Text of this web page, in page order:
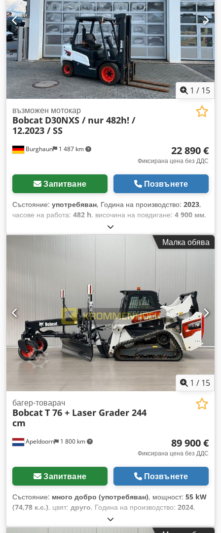
1 / 15
Burghaun 1 487 km
възможен мотокар
Bobcat D30NXS / nur 482h! /
12.2023 / SS
22 890 €
Фиксирана цена без ДДС
Запитване Позвънете
Състояние: употребяван, Година на производство: 2023,
часове на работа: 482 h, височина на повдигане: 4 900 мм,
, производител на двигатели:
Elektro, тип на предаване:автоматичен, Дизелов мотокар
Bobcat D30NXS, година на производство: 12/2023, работни
изравнител, двигател: [45,6 kW/62 к.с.], тегло: 4.901 кг, в
много добро състояние!, готов за незабавна употреба!, По
искане ще Ви изготвим лизингово или финансово
предложение. Г-н Мим (+тел.) с удоволствие ще Ви
съдейства. Повече информация ще намерите на нашия
уебсайт. Запазваме си правото на грешки и предварителна
продажба! Сервоуправление, защитен покрив =
Допълнителна информация = Cedoyxkrnopfx Amgerf
Товароподемност: 3.000 кг Височина в сгънато състояние:
230 см Моля, свържете се с Тобиас Еберт за повече
информация.
Малка обява
1 / 15
Apeldoorn 1 800 km
багер-товарач
BobcatT 76 + Laser Grader 244
cm
89 900 €
Фиксирана цена без ДДС
Запитване Позвънете
Състояние: много добро (употребяван), мощност: 55 kW
(74,78 к.с.), цвят: друго, Година на производство: 2024,
, Оборудване:
производство: 2024 Csdpfxsyl Iulo Amgerf Собствена маса: